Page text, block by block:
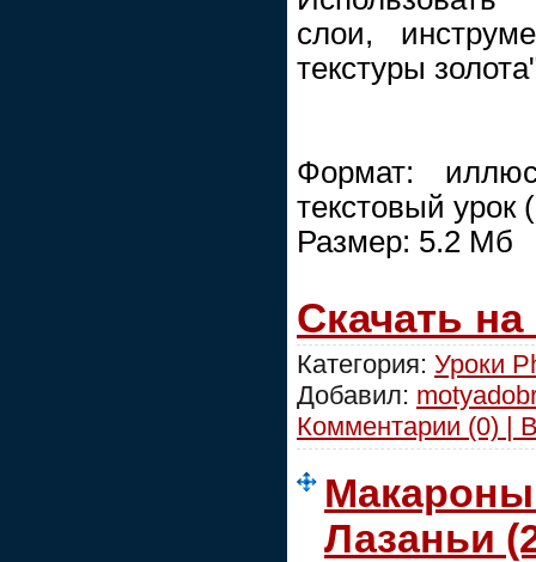
слои,
текстуры
Формат:
текстовый урок
Размер: 5.2 Мб
Скачать
Категория: Уроки
Добавил:
Комментарии (0) |
Лазаньи